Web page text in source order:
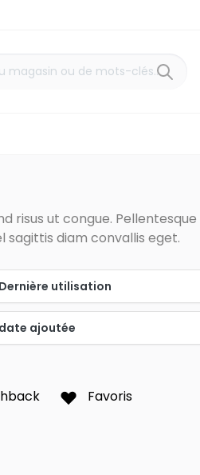
ut congue.
sagittis diam convallis eget.
Dernière utilisation
date ajoutée
Favoris